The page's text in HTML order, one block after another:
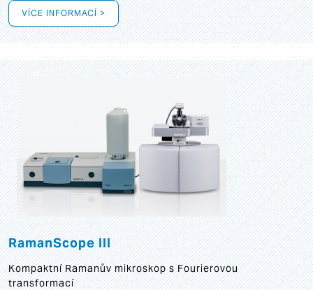
VÍCE INFORMACÍ >
RamanScope III
Kompaktní Ramanův mikroskop s Fourierovou
transformací